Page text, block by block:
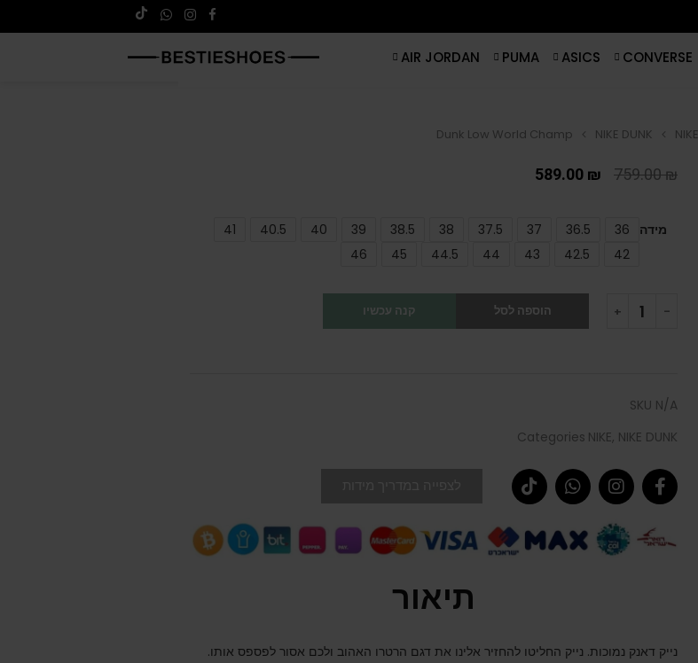
CONVERSE
ASICS
PUMA
AIR JORDAN
NIKE
NIKE DUNK
Dunk Low World Champ
759.00₪
589.00 ₪
מידה 36
36.5
37
37.5
38
38.5
39
40
40.5
41
42
42.5
43
44
44.5
45
46
הוספה לסל קנה עכשיו
SKU N/A
Categories NIKE, NIKE DUNK
תיאור
נייק דאנק נמוכות. נייק החליטו להחזיר אלינו את דגם הרטרו האהוב ולכם אסור לפספס אותו.